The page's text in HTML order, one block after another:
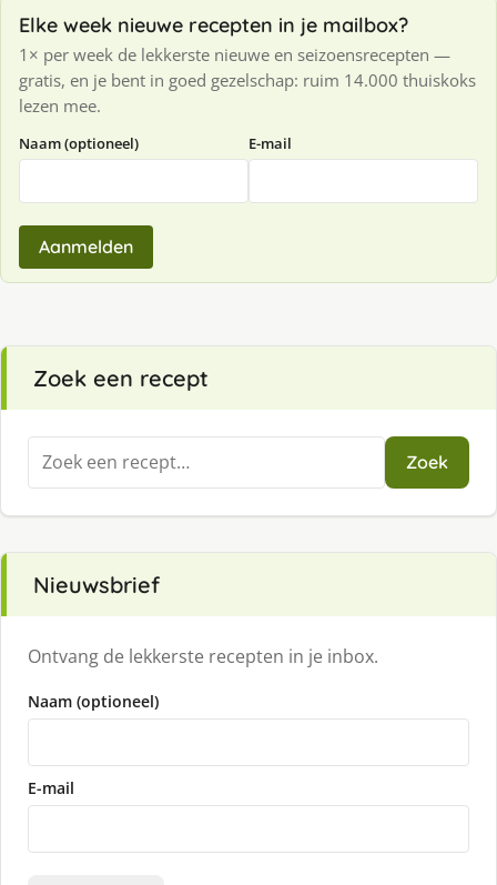
Elke week nieuwe recepten in je mailbox?
1× per week de lekkerste nieuwe en seizoensrecepten —
gratis, en je bent in goed gezelschap: ruim 14.000 thuiskoks
lezen mee.
Naam (optioneel) E-mail
Aanmelden
Zoek een recept
Zoeken
naar:
Zoek
Nieuwsbrief
Ontvang de lekkerste recepten in je inbox.
Naam (optioneel)
E-mail